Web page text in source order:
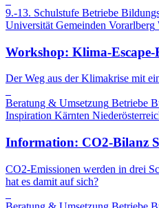
9.-13. Schulstufe Betriebe
Universität Gemeinden Vorarlberg
Workshop: Klima-
Der Weg aus der Klimakrise mit
Beratung & Umsetzung Betriebe
Inspiration Kärnten
Information: CO2-Bilanz
CO2-Emissionen werden in drei
hat es damit auf sich?